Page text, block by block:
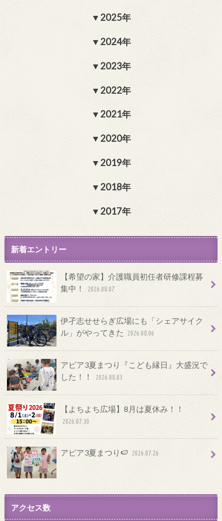
2025年
2024年
2023年
2022年
2021年
2020年
2019年
2018年
2017年
新着エントリー
【希望の家】介護職員初任者研修課程募
集中！
2026.08.07
伊孑志せせらぎ広場にも「シェアサイク
ル」がやってきた
2026.08.06
アピア3夏まつり『こども縁日』大盛況で
した！！
2026.08.03
【よちよち広場】8月は夏休み！！
2026.07.30
アピア3夏まつり🍉 2026.07.26
アクセス数